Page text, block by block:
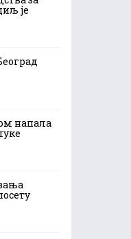
је
напала